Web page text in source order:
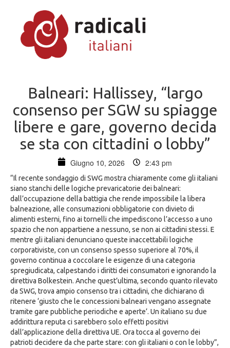
Balneari: Hallissey, “largo
consenso per SGW su spiagge
libere e gare, governo decida
se sta con cittadini o lobby”
Giugno 10, 2026 2:43 pm
“Il recente sondaggio di SWG mostra chiaramente come gli italiani
siano stanchi delle logiche prevaricatorie dei balneari:
dall’occupazione della battigia che rende impossibile la libera
balneazione, alle consumazioni obbligatorie con divieto di
alimenti esterni, fino ai tornelli che impediscono l’accesso a uno
spazio che non appartiene a nessuno, se non ai cittadini stessi. E
mentre gli italiani denunciano queste inaccettabili logiche
corporativiste, con un consenso spesso superiore al 70%, il
governo continua a coccolare le esigenze di una categoria
spregiudicata, calpestando i diritti dei consumatori e ignorando la
direttiva Bolkestein. Anche quest’ultima, secondo quanto rilevato
da SWG, trova ampio consenso tra i cittadini, che dichiarano di
ritenere ‘giusto che le concessioni balneari vengano assegnate
tramite gare pubbliche periodiche e aperte’. Un italiano su due
addirittura reputa ci sarebbero solo effetti positivi
dall’applicazione della direttiva UE. Ora tocca al governo dei
patrioti decidere da che parte stare: con gli italiani o con le lobby”,